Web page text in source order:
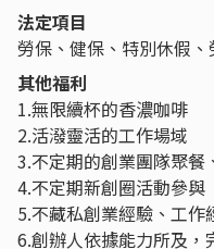
法定項目
勞保、健保、特別休假
其他福利
1.無限續杯的香濃咖啡
2.活潑靈活的工作場域
3.不定期的創業團隊聚餐
4.不定期新創圈活動參與
5.不藏私創業經驗、工作
6.創辦人依據能力所及，